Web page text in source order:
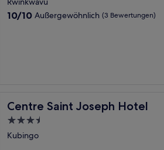
Unterkunft
10.0
10/10 Außergewöhnlich (3 Bewertungen)
Centre Saint Joseph Hotel
Centre Saint Joseph Hotel
3.5-
Sterne-
Kubingo